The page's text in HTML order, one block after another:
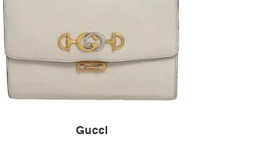
Gucci